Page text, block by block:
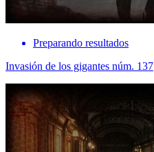
Preparando resultados
Invasión de los gigantes núm. 137